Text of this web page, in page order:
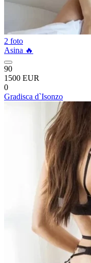
2 foto
Asina 🔥
90
1500 EUR
0
Gradisca d`Isonzo